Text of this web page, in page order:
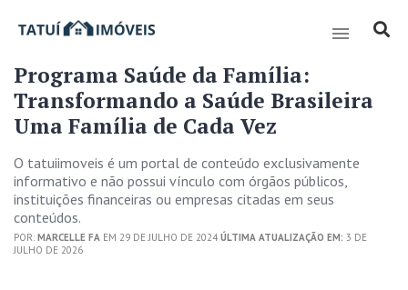
Programa Saúde da Família:
Transformando a Saúde Brasileira
Uma Família de Cada Vez
O tatuiimoveis é um portal de conteúdo exclusivamente
informativo e não possui vínculo com órgãos públicos,
instituições financeiras ou empresas citadas em seus
conteúdos.
POR: MARCELLE FA EM 29 DE JULHO DE 2024ÚLTIMA ATUALIZAÇÃO EM: 3 DE
JULHO DE 2026